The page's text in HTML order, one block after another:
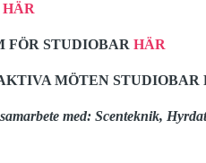
HÄR
FÖR STUDIOBAR HÄR
MÖTEN STUDIOBAR
med: Scenteknik,